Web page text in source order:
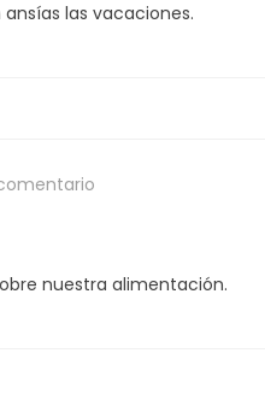
las vacaciones.
nuestra alimentación.